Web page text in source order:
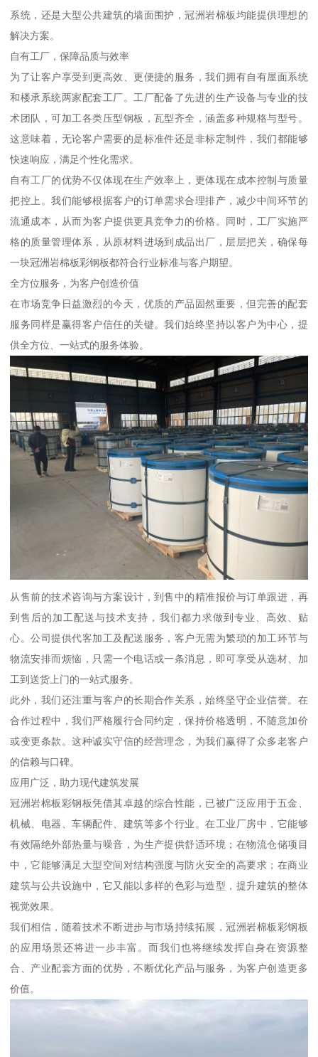
系统，还是大型公共建筑的墙面围护，冠洲岩棉板均能提供理想的
解决方案。
自有工厂，保障品质与效率
为了让客户享受到更高效、更便捷的服务，我们拥有自有屋面系统
和楼承系统两家配套工厂。工厂配备了先进的生产设备与专业的技
术团队，可加工各类压型钢板，瓦型齐全，涵盖多种规格与型号。
这意味着，无论客户需要的是标准件还是非标定制件，我们都能够
快速响应，满足个性化需求。
自有工厂的优势不仅体现在生产效率上，更体现在成本控制与质量
把控上。我们能够根据客户的订单需求合理排产，减少中间环节的
流通成本，从而为客户提供更具竞争力的价格。同时，工厂实施严
格的质量管理体系，从原材料进场到成品出厂，层层把关，确保每
一块冠洲岩棉板彩钢板都符合行业标准与客户期望。
全方位服务，为客户创造价值
在市场竞争日益激烈的今天，优质的产品固然重要，但完善的配套
服务同样是赢得客户信任的关键。我们始终坚持以客户为中心，提
供全方位、一站式的服务体验。
从售前的技术咨询与方案设计，到售中的精准报价与订单跟进，再
到售后的加工配送与技术支持，我们都力求做到专业、高效、贴
心。公司提供代客加工及配送服务，客户无需为繁琐的加工环节与
物流安排而烦恼，只需一个电话或一条消息，即可享受从选材、加
工到送货上门的一站式服务。
此外，我们还注重与客户的长期合作关系，始终坚守企业信誉。在
合作过程中，我们严格履行合同约定，保持价格透明，不随意加价
或变更条款。这种诚实守信的经营理念，为我们赢得了众多老客户
的信赖与口碑。
应用广泛，助力现代建筑发展
冠洲岩棉板彩钢板凭借其卓越的综合性能，已被广泛应用于五金、
机械、电器、车辆配件、建筑等多个行业。在工业厂房中，它能够
有效隔绝外部热量与噪音，为生产提供舒适环境；在物流仓储项目
中，它能够满足大型空间对结构强度与防火安全的高要求；在商业
建筑与公共设施中，它又能以多样的色彩与造型，提升建筑的整体
视觉效果。
我们相信，随着技术不断进步与市场持续拓展，冠洲岩棉板彩钢板
的应用场景还将进一步丰富。而我们也将继续发挥自身在资源整
合、产业配套方面的优势，不断优化产品与服务，为客户创造更多
价值。